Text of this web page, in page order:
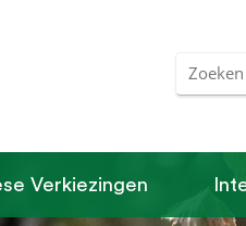
Verkiezingen